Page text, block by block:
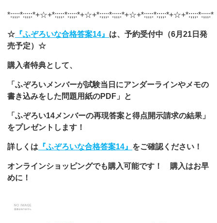
*:;;;:*:;;;:*+☆+*:;;;:*:;;;:*+☆+*:;;;:*:;;;:*+☆+*:;;;:*:;;;:*+☆+*:;;;:*:;;;:*
☆ 『ふぞろいな合格答案14』 は、予約受付中（6月21日発
売予定）☆
購入者特典として、
「ふぞろいメンバーが試験当日にアンダーラインやメモの
書き込みをした問題用紙のPDF」と
「ふぞろい14メンバーの再現答案と得点開示請求の結果」
をプレゼントします！
詳しくは 『ふぞろいな合格答案14』 をご確認ください！
オンラインショッピングでも購入可能です！ 購入はお早
めに！